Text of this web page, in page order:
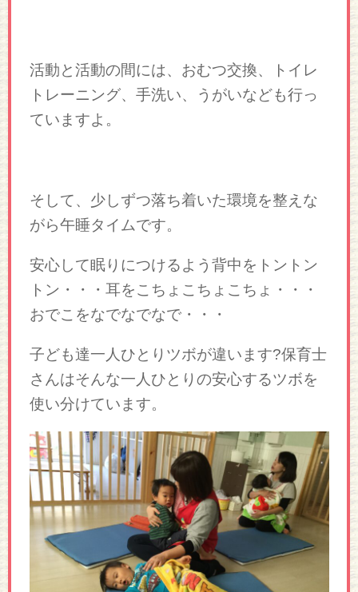
活動と活動の間には、おむつ交換、トイレ
トレーニング、手洗い、うがいなども行っ
ていますよ。
そして、少しずつ落ち着いた環境を整えな
がら午睡タイムです。
安心して眠りにつけるよう背中をトントン
トン・・・耳をこちょこちょこちょ・・・
おでこをなでなでなで・・・
子ども達一人ひとりツボが違います?保育士
さんはそんな一人ひとりの安心するツボを
使い分けています。